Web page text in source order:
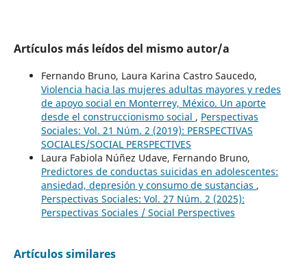
Artículos más leídos del mismo autor/a
Fernando Bruno, Laura Karina Castro Saucedo,
Violencia hacia las mujeres adultas mayores y redes
de apoyo social en Monterrey, México. Un aporte
desde el construccionismo social , Perspectivas
Sociales: Vol. 21 Núm. 2 (2019): PERSPECTIVAS
SOCIALES/SOCIAL PERSPECTIVES
Laura Fabiola Núñez Udave, Fernando Bruno,
Predictores de conductas suicidas en adolescentes:
ansiedad, depresión y consumo de sustancias ,
Perspectivas Sociales: Vol. 27 Núm. 2 (2025):
Perspectivas Sociales / Social Perspectives
Artículos similares